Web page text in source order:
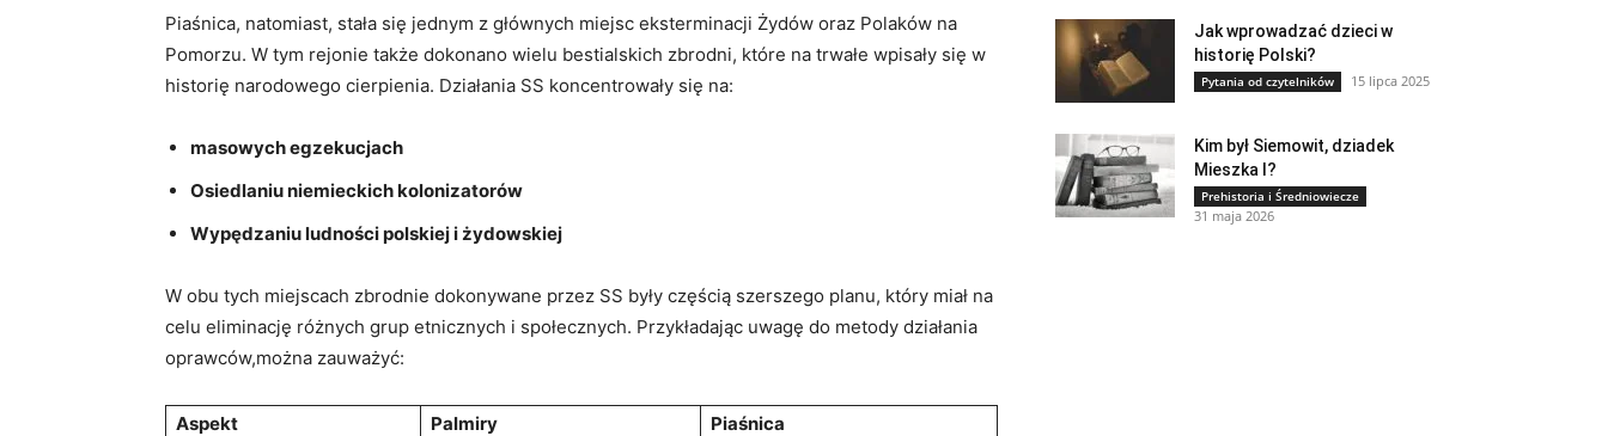
Piaśnica, natomiast, stała się jednym z głównych miejsc eksterminacji Żydów oraz Polaków na
Pomorzu. W tym rejonie także dokonano wielu bestialskich zbrodni, które na trwałe wpisały się w
historię narodowego cierpienia. Działania SS koncentrowały się na:
masowych egzekucjach
Osiedlaniu niemieckich kolonizatorów
Wypędzaniu ludności polskiej i żydowskiej
W obu tych miejscach zbrodnie dokonywane przez SS były częścią szerszego planu, który miał na
celu eliminację różnych grup etnicznych i społecznych. Przykładając uwagę do metody działania
oprawców,można zauważyć:
Aspekt Palmiry
Piaśnica
Jak wprowadzać dzieci w
historię Polski?
Pytania od czytelników 15 lipca 2025
Kim był Siemowit, dziadek
Mieszka I?
Prehistoria i Średniowiecze
31 maja 2026